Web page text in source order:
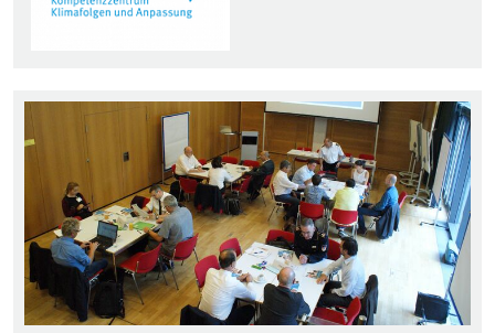
Associated content